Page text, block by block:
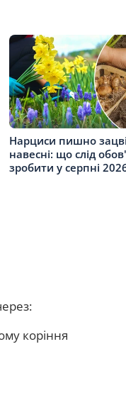
Нарциси пишно
навесні: що слід
зробити у серпні
коріння